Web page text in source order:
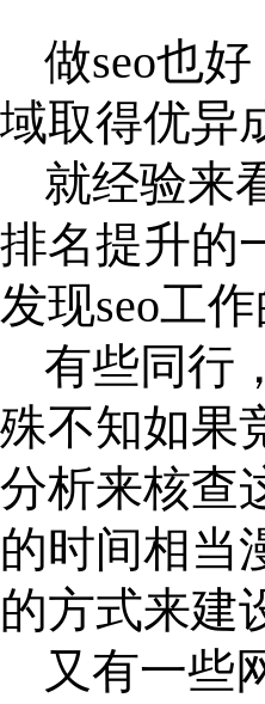
做seo也
域取得优异
就经验来
排名提升的
发现seo工
有些同行
殊不知如果
分析来核查
的时间相当
的方式来建
又有一些